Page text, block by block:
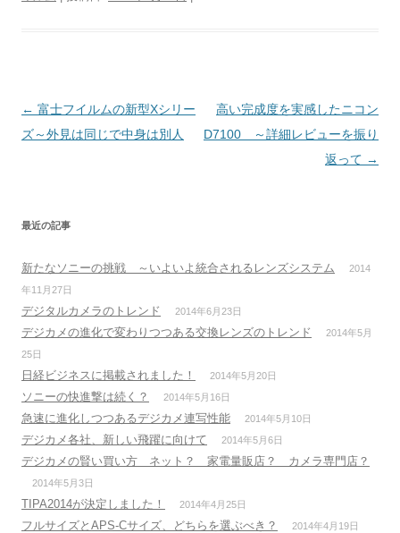
投稿ナビゲーション
← 富士フイルムの新型Xシリー
ズ～外見は同じで中身は別人
高い完成度を実感したニコン
D7100 ～詳細レビューを振り
返って →
最近の記事
新たなソニーの挑戦 ～いよいよ統合されるレンズシステム
2014
年11月27日
デジタルカメラのトレンド 2014年6月23日
デジカメの進化で変わりつつある交換レンズのトレンド
2014年5月
25日
日経ビジネスに掲載されました！ 2014年5月20日
ソニーの快進撃は続く？ 2014年5月16日
急速に進化しつつあるデジカメ連写性能 2014年5月10日
デジカメ各社、新しい飛躍に向けて 2014年5月6日
デジカメの賢い買い方 ネット？ 家電量販店？ カメラ専門店？
2014年5月3日
TIPA2014が決定しました！ 2014年4月25日
フルサイズとAPS-Cサイズ、どちらを選ぶべき？ 2014年4月19日